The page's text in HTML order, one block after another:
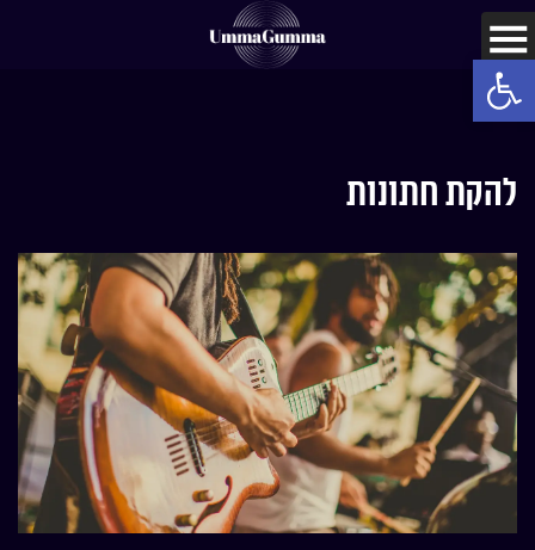
להקת חתונות
Open toolbar